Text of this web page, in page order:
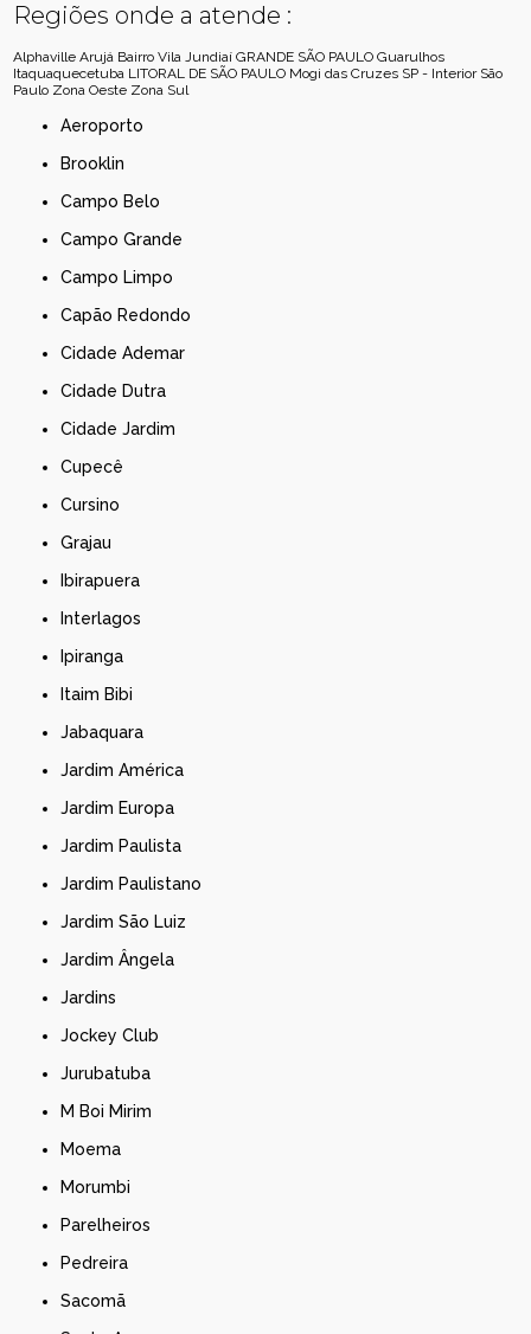
Regiões onde a atende :
Alphaville Arujá Bairro Vila Jundiaí GRANDE SÃO PAULO Guarulhos
Itaquaquecetuba LITORAL DE SÃO PAULO Mogi das Cruzes SP - Interior São
Paulo Zona Oeste Zona Sul
Aeroporto
Brooklin
Campo Belo
Campo Grande
Campo Limpo
Capão Redondo
Cidade Ademar
Cidade Dutra
Cidade Jardim
Cupecê
Cursino
Grajau
Ibirapuera
Interlagos
Ipiranga
Itaim Bibi
Jabaquara
Jardim América
Jardim Europa
Jardim Paulista
Jardim Paulistano
Jardim São Luiz
Jardim Ângela
Jardins
Jockey Club
Jurubatuba
M Boi Mirim
Moema
Morumbi
Parelheiros
Pedreira
Sacomã